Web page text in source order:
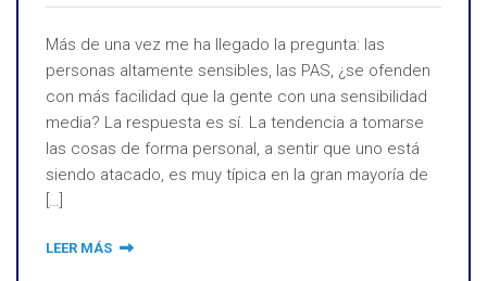
Más de una vez me ha llegado la pregunta: las
personas altamente sensibles, las PAS, ¿se ofenden
con más facilidad que la gente con una sensibilidad
media? La respuesta es sí. La tendencia a tomarse
las cosas de forma personal, a sentir que uno está
siendo atacado, es muy típica en la gran mayoría de
[…]
LEER MÁS